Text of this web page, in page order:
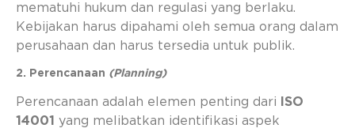
mematuhi hukum dan regulasi yang berlaku.
Kebijakan harus dipahami oleh semua orang dalam
perusahaan dan harus tersedia untuk publik.
2. Perencanaan (Planning)
Perencanaan adalah elemen penting dari
ISO
14001 yang melibatkan identifikasi aspek